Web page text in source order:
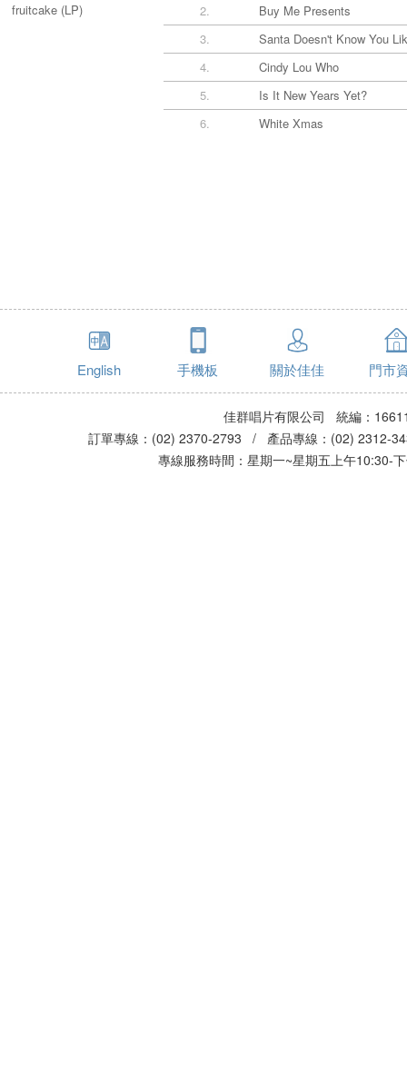
fruitcake (LP)
2.
Buy Me Presents
3.
Santa Doesn't Know You
4.
Cindy Lou Who
5.
Is It New Years Yet?
6.
White Xmas
English 手機板 關於佳佳 門市
佳群唱片有限公司 統編：
訂單專線：(02) 2370-2793 / 產品專線：(02)
專線服務時間：星期一~星期五上午10:30-